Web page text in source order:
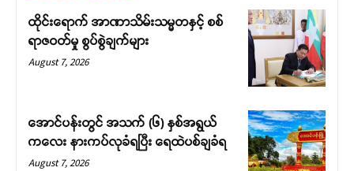
ထိုင်းရောက် အာဏာသိမ်းသမ္မတနှင့် စစ်
ရာဇဝတ်မှု စွပ်စွဲချက်များ
August 7, 2026
အောင်ပန်းတွင် အသက် (၆) နှစ်အရွယ်
ကလေး နားကပ်လုခံရပြီး ရေထဲပစ်ချခံရ
August 7, 2026